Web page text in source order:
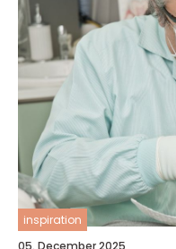
inspiration
05. December 2025